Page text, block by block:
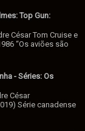
Top Gun:
César Tom Cruise e
“Os aviões são
- Séries: Os
César
Série canadense